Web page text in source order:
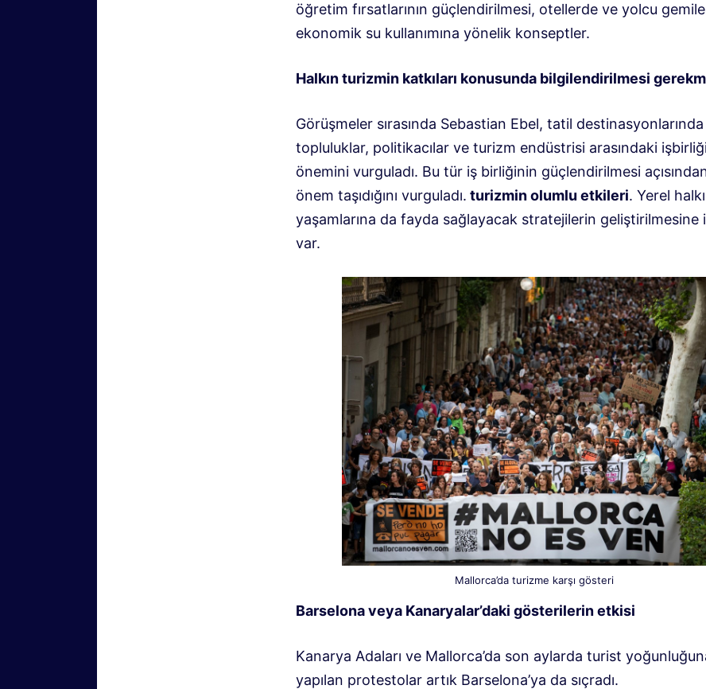
öğretim fırsatlarının güçlendirilmesi, otellerde ve yolcu
ekonomik su kullanımına yönelik konseptler.
Halkın turizmin katkıları konusunda bilgilendirilmesi
Görüşmeler sırasında Sebastian Ebel, tatil
topluluklar, politikacılar ve turizm endüstrisi arasındaki
önemini vurguladı. Bu tür iş birliğinin güçlendirilmesi
önem taşıdığını vurguladı. turizmin olumlu etkileri. Yerel
yaşamlarına da fayda sağlayacak stratejilerin geliştirilmesine
var.
Mallorca’da turizme karşı gösteri
Barselona veya Kanaryalar’daki gösterilerin etkisi
Kanarya Adaları ve Mallorca’da son aylarda turist
yapılan protestolar artık Barselona’ya da sıçradı.